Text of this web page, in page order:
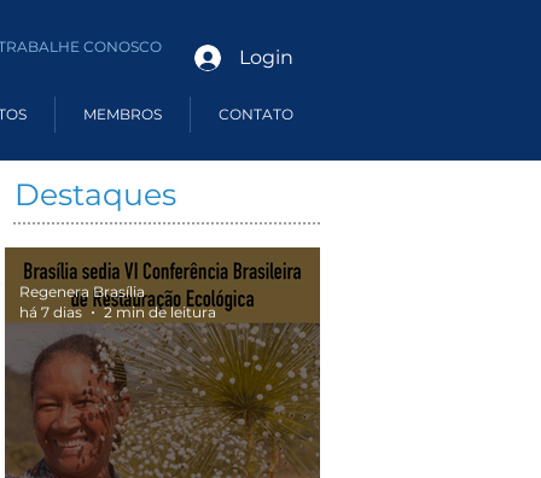
CONOSCO Login
MEMBROS CONTATO
Destaques
Regenera Brasília
há 7 dias
2 min de leitura